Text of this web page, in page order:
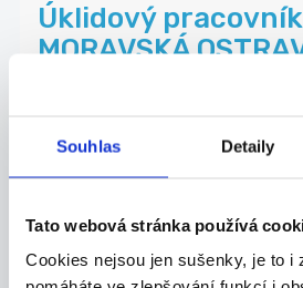
Souhlas Detaily
Tato webová stránka používá
Cookies nejsou jen sušenky, je to i
Úklidový
MORAVSKÁ
Do našeho týmu hledáme
B+N Czech Republic Facility